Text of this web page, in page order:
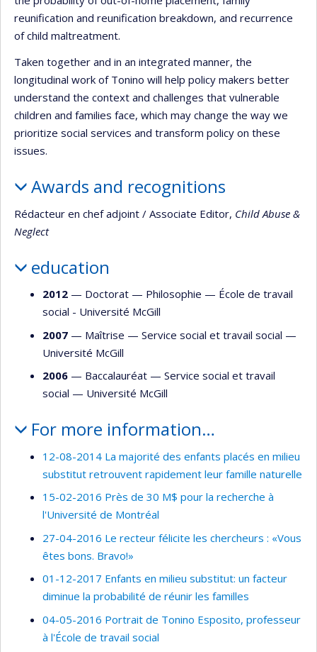
reunification and reunification breakdown, and recurrence
of child maltreatment.
Taken together and in an integrated manner, the
longitudinal work of Tonino will help policy makers better
understand the context and challenges that vulnerable
children and families face, which may change the way we
prioritize social services and transform policy on these
issues.
Awards and recognitions
Rédacteur en chef adjoint / Associate Editor, Child Abuse &
Neglect
education
2012 — Doctorat — Philosophie — École de travail
social - Université McGill
2007 — Maîtrise — Service social et travail social —
Université McGill
2006 — Baccalauréat — Service social et travail
social — Université McGill
For more information…
12-08-2014 La majorité des enfants placés en milieu
substitut retrouvent rapidement leur famille naturelle
15-02-2016 Près de 30 M$ pour la recherche à
l'Université de Montréal
27-04-2016 Le recteur félicite les chercheurs : «Vous
êtes bons. Bravo!»
01-12-2017 Enfants en milieu substitut: un facteur
diminue la probabilité de réunir les familles
04-05-2016 Portrait de Tonino Esposito, professeur
à l'École de travail social